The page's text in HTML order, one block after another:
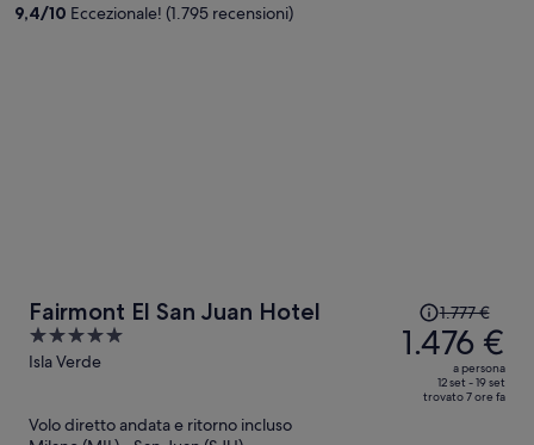
9,4/10 Eccezionale! (1.795 recensioni)
Fairmont El San Juan Hotel
5
out
5
Isla Verde
prezzo
era
1.777 €,
ora
1.777 €
1.476 €
a persona
12 set - 19 set
trovato 7 ore fa
Volo diretto andata e ritorno incluso